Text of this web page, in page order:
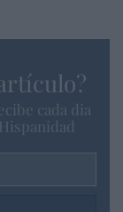
cada dia